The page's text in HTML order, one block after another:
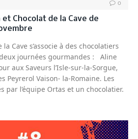
0
et Chocolat de la Cave de
Cave s’associe à des chocolatiers
journées gourmandes : Aline
aux Saveurs l’Isle-sur-la-Sorgue,
Peyrerol Vaison- la-Romaine. Les
par l’équipe Ortas et un chocolatier.